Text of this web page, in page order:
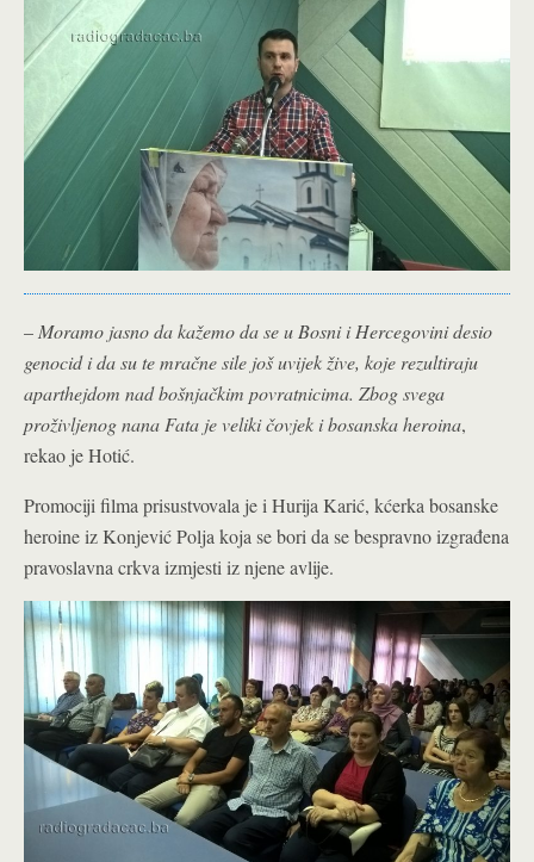
–Moramo jasno da kažemo da se u Bosni i Hercegovini desio
genocid i da su te mračne sile još uvijek žive, koje rezultiraju
aparthejdom nad bošnjačkim povratnicima. Zbog svega
proživljenog nana Fata je veliki čovjek i bosanska heroina,
rekao je Hotić.
Promociji filma prisustvovala je i Hurija Karić, kćerka bosanske
heroine iz Konjević Polja koja se bori da se bespravno izgrađena
pravoslavna crkva izmjesti iz njene avlije.